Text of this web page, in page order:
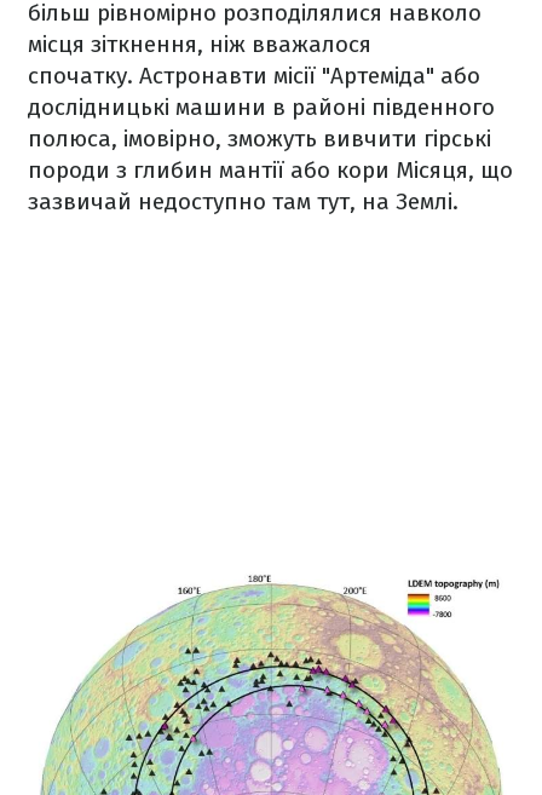
більш рівномірно розподілялися навколо
місця зіткнення, ніж вважалося
спочатку. Астронавти місії "Артеміда" або
дослідницькі машини в районі південного
полюса, імовірно, зможуть вивчити гірські
породи з глибин мантії або кори Місяця, що
зазвичай недоступно там тут, на Землі.